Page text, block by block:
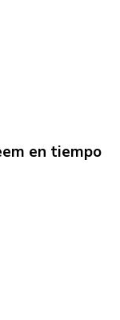
en tiempo